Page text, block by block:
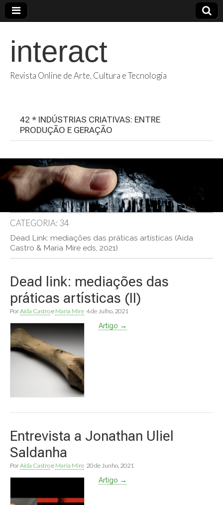
interact
Revista Online de Arte, Cultura e Tecnologia
42 * INDÚSTRIAS CRIATIVAS: ENTRE
PRODUÇÃO E GERAÇÃO
CATEGORIA: 34
Dead Link: mediações das práticas artísticas (Aida
Castro & Maria Mire eds, 2021)
Dead link: mediações das
práticas artísticas (II)
PorAida Castroe Maria Mire 4 de Julho, 2021
Artigo →
Entrevista a Jonathan Uliel
Saldanha
PorAida Castroe Maria Mire 20 de Junho, 2021
Artigo →